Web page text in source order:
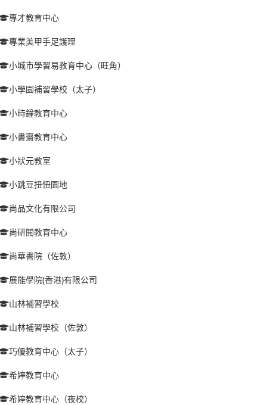
專才教育中心
專業美甲手足護理
小城市學習易教育中心（旺角）
小學園補習學校（太子）
小時鐘教育中心
小書齋教育中心
小狀元教室
小跳豆扭忸園地
尚品文化有限公司
尚研閱教育中心
尚華書院（佐敦）
展能學院(香港)有限公司
山林補習學校
山林補習學校（佐敦）
巧優教育中心（太子）
希婷教育中心
希婷教育中心（夜校）